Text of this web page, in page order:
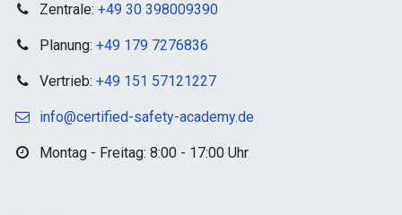
Zentrale: +49 30 398009390
Planung: +49 179 7276836
Vertrieb: +49 151 57121227
info@certified-safety-academy.de
Montag - Freitag: 8:00 - 17:00 Uhr